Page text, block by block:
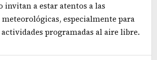
invitan a estar atentos a las
especialmente para
programadas al aire libre.